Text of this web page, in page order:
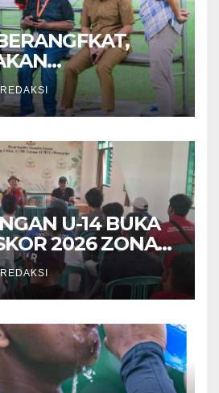
KE BUPATI
REDAKSI
U-14 BUKA
2026 ZONA
REDAKSI